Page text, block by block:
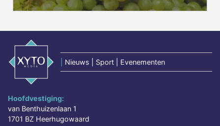
Nieuws | Sport | Evenementen
Hoofdvestiging:
van Benthuizenlaan 1
1701 BZ Heerhugowaard